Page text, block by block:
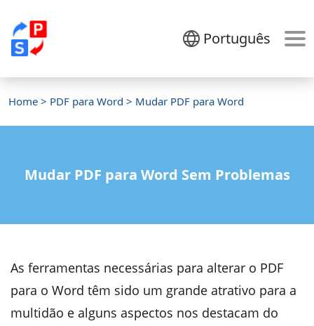
Português
Home > PDF para Word > Mudar PDF para Word
Mudar PDF para Word Sem Problemas
As ferramentas necessárias para alterar o PDF
para o Word têm sido um grande atrativo para a
multidão e alguns aspectos nos destacam do